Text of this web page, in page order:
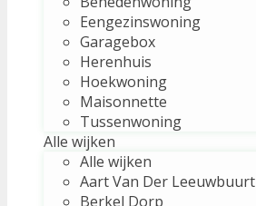
Eengezinswoning
Garagebox
Herenhuis
Hoekwoning
Maisonnette
Tussenwoning
Alle wijken
Alle wijken
Aart Van Der Leeuwbuurt
Berkel Dorp